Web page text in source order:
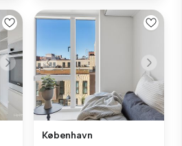
København